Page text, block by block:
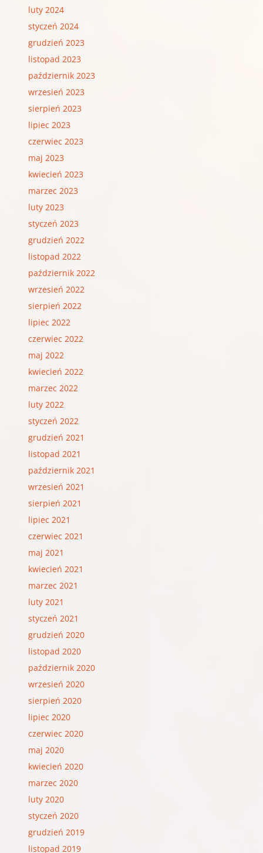
luty 2024
styczeń 2024
grudzień 2023
listopad 2023
październik 2023
wrzesień 2023
sierpień 2023
lipiec 2023
czerwiec 2023
maj 2023
kwiecień 2023
marzec 2023
luty 2023
styczeń 2023
grudzień 2022
listopad 2022
październik 2022
wrzesień 2022
sierpień 2022
lipiec 2022
czerwiec 2022
maj 2022
kwiecień 2022
marzec 2022
luty 2022
styczeń 2022
grudzień 2021
listopad 2021
październik 2021
wrzesień 2021
sierpień 2021
lipiec 2021
czerwiec 2021
maj 2021
kwiecień 2021
marzec 2021
luty 2021
styczeń 2021
grudzień 2020
listopad 2020
październik 2020
wrzesień 2020
sierpień 2020
lipiec 2020
czerwiec 2020
maj 2020
kwiecień 2020
marzec 2020
luty 2020
styczeń 2020
grudzień 2019
listopad 2019